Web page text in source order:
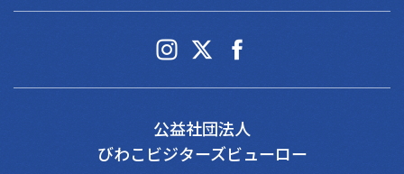
公益社団法人
びわこビジターズビューロー